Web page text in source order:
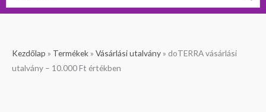
Kezdőlap » Termékek » Vásárlási utalvány » doTERRA vásárlási
utalvány – 10.000 Ft értékben
doTERRA
vásárlási